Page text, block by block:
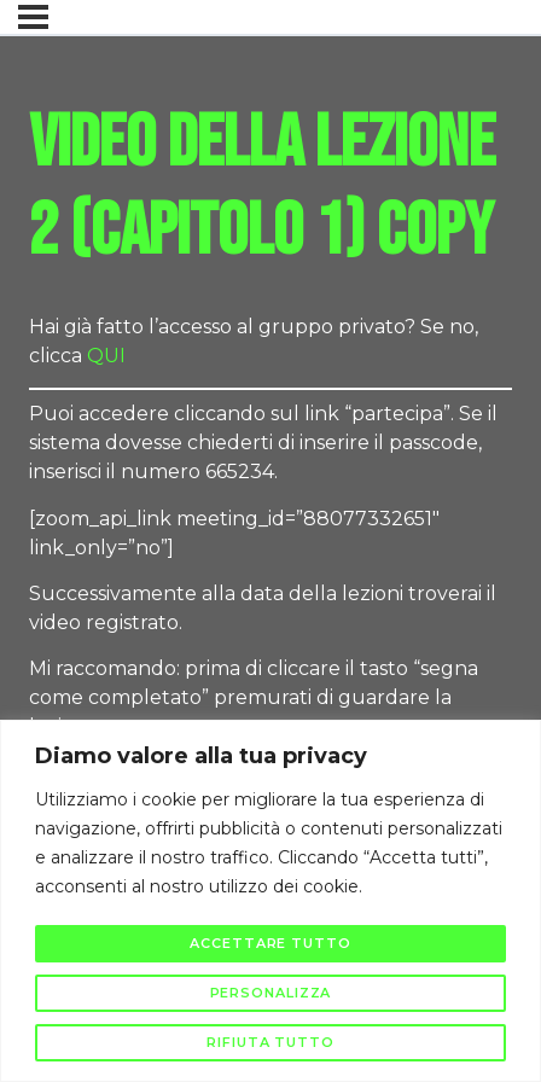
Diamo valore alla tua privacy
Utilizziamo i cookie per migliorare la tua esperienza di
navigazione, offrirti pubblicità o contenuti personalizzati
e analizzare il nostro traffico. Cliccando “Accetta tutti”,
acconsenti al nostro utilizzo dei cookie.
PERSONALIZZA
RIFIUTA TUTTO
ACCETTARE TUTTO
Video della lezione
2 (CAPITOLO 1) Copy
Hai già fatto l’accesso al gruppo privato? Se no,
clicca QUI
Puoi accedere cliccando sul link “partecipa”. Se il
sistema dovesse chiederti di inserire il passcode,
inserisci il numero 665234.
[zoom_api_link meeting_id=”88077332651″
link_only=”no”]
Successivamente alla data della lezioni troverai il
video registrato.
Mi raccomando: prima di cliccare il tasto “segna
come completato” premurati di guardare la
lezione.
Diritti di autore riservati Cambiodicampo ©
La pubblicazione e diffusione di questi contenuti è severamente vietata
ai sensi di legge.